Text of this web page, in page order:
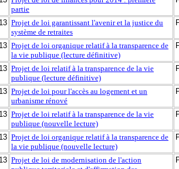
partie
Projet de loi garantissant l'avenir et la justice du
système de retraites
Projet de loi organique relatif à la transparence de
la vie publique (lecture définitive)
Projet de loi relatif à la transparence de la vie
publique (lecture définitive)
Projet de loi pour l'accès au logement et un
urbanisme rénové
Projet de loi relatif à la transparence de la vie
publique (nouvelle lecture)
Projet de loi organique relatif à la transparence de
la vie publique (nouvelle lecture)
Projet de loi de modernisation de l'action